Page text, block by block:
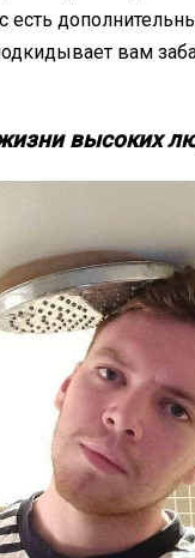
есть
вам
высоких